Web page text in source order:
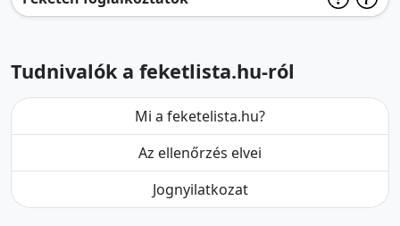
Tudnivalók a feketlista.hu-ról
Mi a feketelista.hu?
Az ellenőrzés elvei
Jognyilatkozat